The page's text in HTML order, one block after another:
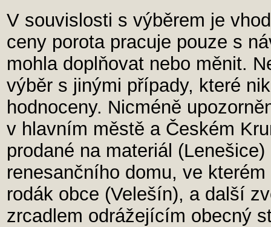
V souvislosti s výběrem je
ceny porota pracuje pouze s
mohla doplňovat nebo měnit.
výběr s jinými případy, které
hodnoceny. Nicméně
v hlavním městě a Českém
prodané na materiál
renesančního domu, ve
rodák obce (Velešín), a další
zrcadlem odrážejícím obecný